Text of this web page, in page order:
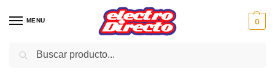
MENU 0
Inicio Gama blanca Campanas